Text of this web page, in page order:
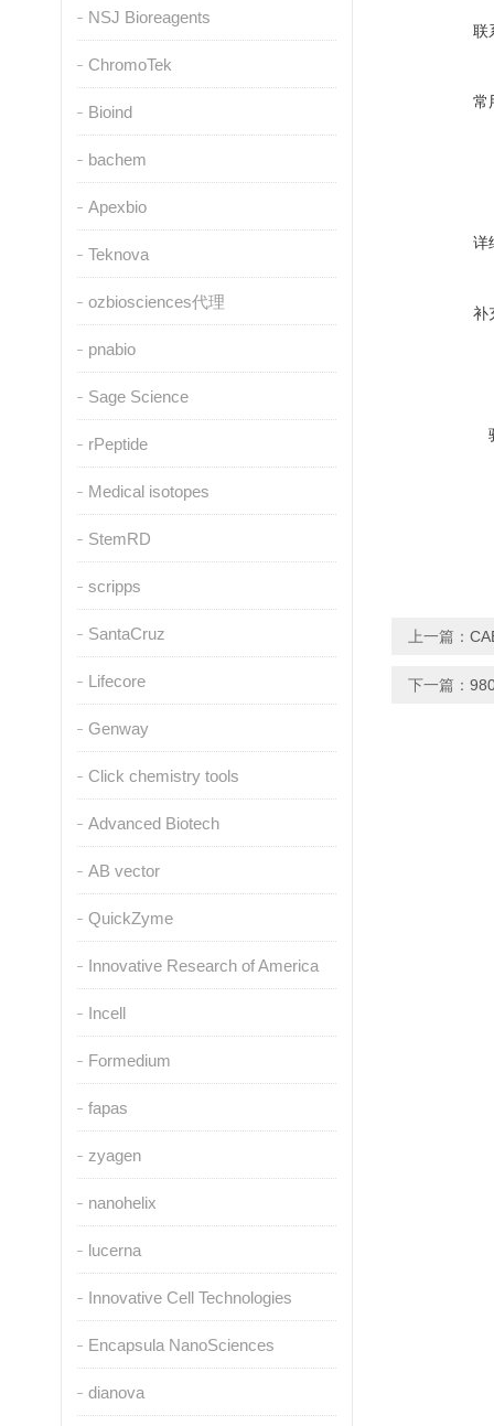
NSJ Bioreagents
ChromoTek
Bioind
bachem
Apexbio
Teknova
ozbiosciences代理
pnabio
Sage Science
rPeptide
Medical isotopes
StemRD
scripps
SantaCruz
Lifecore
Genway
Click chemistry tools
Advanced Biotech
AB vector
QuickZyme
Innovative Research of America
Incell
Formedium
fapas
zyagen
nanohelix
lucerna
Innovative Cell Technologies
Encapsula NanoSciences
dianova
联
常
详
补
上一篇：
下一篇：